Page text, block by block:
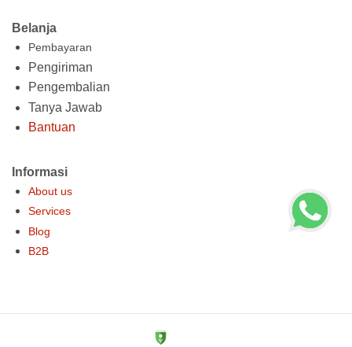
Belanja
Pembayaran
Pengiriman
Pengembalian
Tanya Jawab
Bantuan
Informasi
About us
Services
Blog
B2B